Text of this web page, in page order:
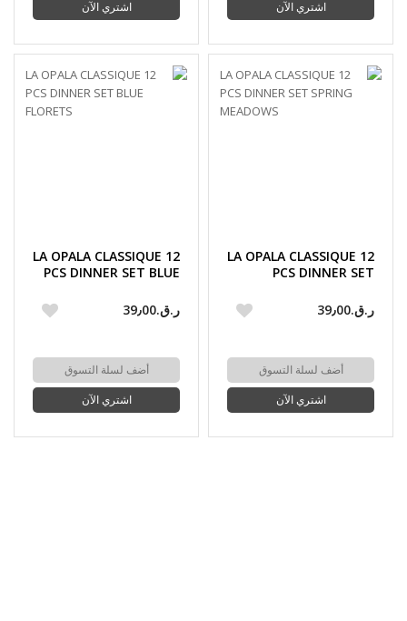
اشتري الآن اشتري الآن
LA OPALA CLASSIQUE 12
PCS DINNER SET
ر.ق.‏39٫00
أضف لسلة التسوق
اشتري الآن
LA OPALA CLASSIQUE 12
PCS DINNER SET BLUE
ر.ق.‏39٫00
أضف لسلة التسوق
اشتري الآن